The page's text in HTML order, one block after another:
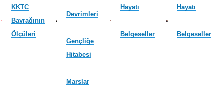
KKTC
Bayrağının
Ölçüleri
Devrimleri
Gençliğe
Hitabesi
Marşlar
Hayatı
Belgeseller
Hayatı
Belgeseller